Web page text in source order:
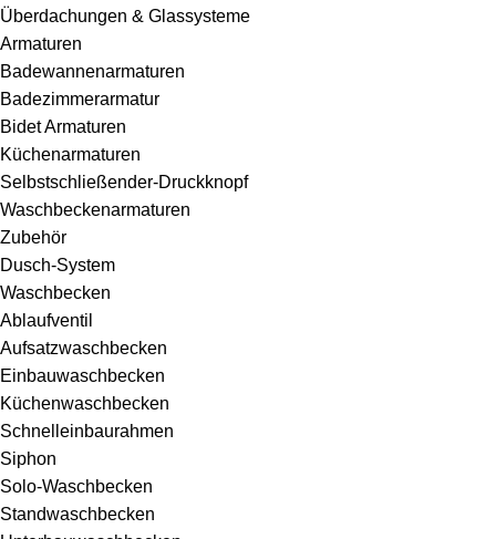
Überdachungen & Glassysteme
Armaturen
Badewannenarmaturen
Badezimmerarmatur
Bidet Armaturen
Küchenarmaturen
Selbstschließender-Druckknopf
Waschbeckenarmaturen
Zubehör
Dusch-System
Waschbecken
Ablaufventil
Aufsatzwaschbecken
Einbauwaschbecken
Küchenwaschbecken
Schnelleinbaurahmen
Siphon
Solo-Waschbecken
Standwaschbecken